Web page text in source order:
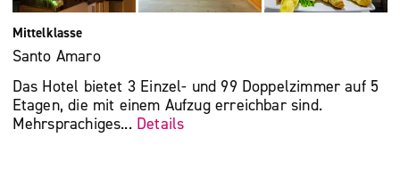
Mittelklasse
Santo Amaro
Das Hotel bietet 3 Einzel- und 99 Doppelzimmer auf 5
Etagen, die mit einem Aufzug erreichbar sind.
Mehrsprachiges... Details